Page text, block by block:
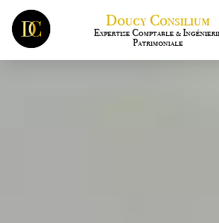
Doucy Consilium
Expertise Comptable &
Patrimoniale